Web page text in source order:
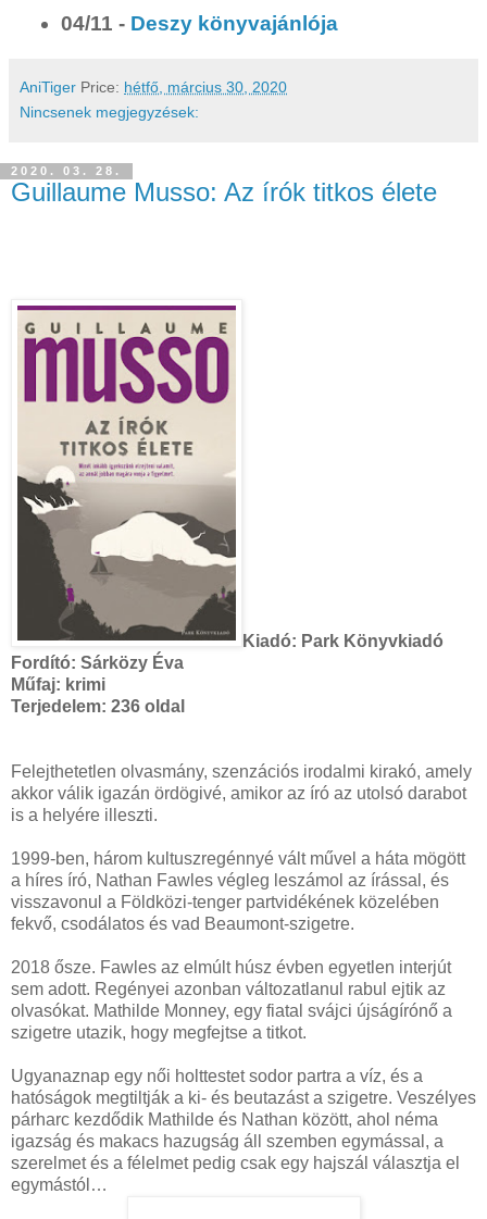
04/11 - Deszy könyvajánlója
AniTiger Price: hétfő, március 30, 2020
Nincsenek megjegyzések:
2020. 03. 28.
Guillaume Musso: Az írók titkos élete
Kiadó: Park Könyvkiadó
Fordító: Sárközy Éva
Műfaj: krimi
Terjedelem: 236 oldal
Felejthetetlen olvasmány, szenzációs irodalmi kirakó, amely
akkor válik igazán ördögivé, amikor az író az utolsó darabot
is a helyére illeszti.
1999-ben, három kultuszregénnyé vált művel a háta mögött
a híres író, Nathan Fawles végleg leszámol az írással, és
visszavonul a Földközi-tenger partvidékének közelében
fekvő, csodálatos és vad Beaumont-szigetre.
2018 ősze. Fawles az elmúlt húsz évben egyetlen interjút
sem adott. Regényei azonban változatlanul rabul ejtik az
olvasókat. Mathilde Monney, egy fiatal svájci újságírónő a
szigetre utazik, hogy megfejtse a titkot.
Ugyanaznap egy női holttestet sodor partra a víz, és a
hatóságok megtiltják a ki- és beutazást a szigetre. Veszélyes
párharc kezdődik Mathilde és Nathan között, ahol néma
igazság és makacs hazugság áll szemben egymással, a
szerelmet és a félelmet pedig csak egy hajszál választja el
egymástól…